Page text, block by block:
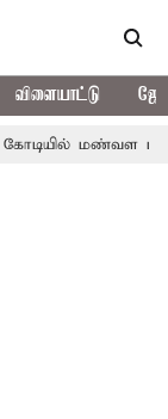
விளையாட்டு
மண்வள